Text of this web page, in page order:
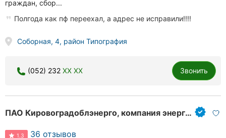
граждан, сбор...
Полгода как пф переехал, а адрес не исправили!!!!
Соборная, 4, район Типография
(052) 232 XX XX Звонить
ПАО Кировоградоблэнерго, компания энергоснабжения
1.3 36 отзывов